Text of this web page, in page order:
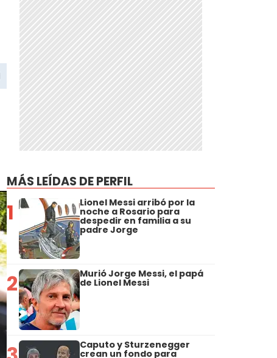
MÁS LEÍDAS DE PERFIL
1 Lionel Messi arribó por la
noche a Rosario para
despedir en familia a su
padre Jorge
2 Murió Jorge Messi, el papá
de Lionel Messi
Caputo y Sturzenegger
crean un fondo para